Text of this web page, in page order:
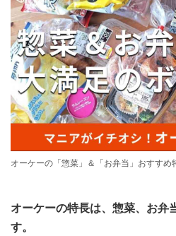
オーケーの「惣菜」＆「お弁当」おすすめ
オーケーの特長は、惣菜、お弁
す。